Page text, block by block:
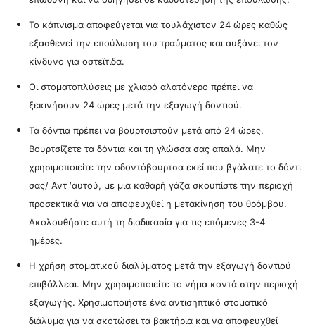
Το κάπνισμα αποφεύγεται για τουλάχιστον 24 ώρες καθώς
εξασθενεί την επούλωση του τραύματος και αυξάνει τον
κίνδυνο για οστεϊτιδα.
Οι στοματοπλύσεις με χλιαρό αλατόνερο πρέπει να
ξεκινήσουν 24 ώρες μετά την εξαγωγή δοντιού.
Τα δόντια πρέπει να βουρτσιστούν μετά από 24 ώρες.
Βουρτσίζετε τα δόντια και τη γλώσσα σας απαλά. Μην
χρησιμοποιείτε την οδοντόβουρτσα εκεί που βγάλατε το δόντι
σας/ Αντ ‘αυτού, με μια καθαρή γάζα σκουπίστε την περιοχή
προσεκτικά για να αποφευχθεί η μετακίνηση του θρόμβου.
Ακολουθήστε αυτή τη διαδικασία για τις επόμενες 3-4
ημέρες.
Η χρήση στοματικού διαλύματος μετά την εξαγωγή δοντιού
επιβάλλεαι. Μην χρησιμοποιείτε το νήμα κοντά στην περιοχή
εξαγωγής. Χρησιμοποιήστε ένα αντισηπτικό στοματικό
διάλυμα για να σκοτώσει τα βακτήρια και να αποφευχθεί